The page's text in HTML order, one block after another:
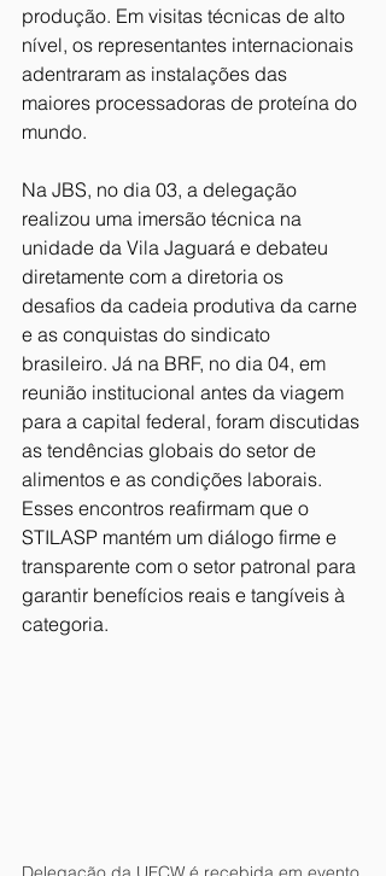
produção. Em visitas técnicas de alto
nível, os representantes internacionais
adentraram as instalações das
maiores processadoras de proteína do
mundo.
Na JBS, no dia 03, a delegação
realizou uma imersão técnica na
unidade da Vila Jaguará e debateu
diretamente com a diretoria os
desafios da cadeia produtiva da carne
e as conquistas do sindicato
brasileiro. Já na BRF, no dia 04, em
reunião institucional antes da viagem
para a capital federal, foram discutidas
as tendências globais do setor de
alimentos e as condições laborais.
Esses encontros reafirmam que o
STILASP mantém um diálogo firme e
transparente com o setor patronal para
garantir benefícios reais e tangíveis à
categoria.